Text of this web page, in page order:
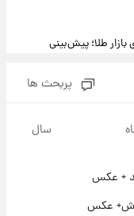
طلا؛ پیش‌بینی
پربحث ها
سال
+ عکس
عکس